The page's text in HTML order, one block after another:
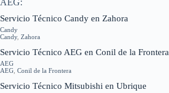
Servicio Técnico Candy en Zahora
Candy
Candy, Zahora
Servicio Técnico AEG en Conil de la Frontera
AEG
AEG Conil de la Frontera
Servicio Técnico Mitsubishi en Ubrique